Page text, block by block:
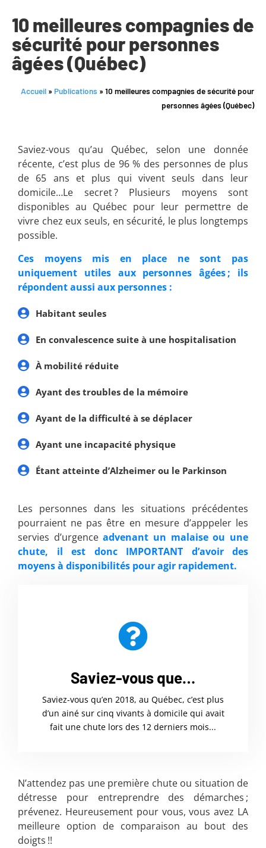
10 meilleures compagnies de
sécurité pour personnes
âgées (Québec)
Accueil » Publications »10 meilleures compagnies de sécurité pour
personnes âgées (Québec)
Saviez-vous qu’au Québec, selon une donnée
récente, c’est plus de 96 % des personnes de plus
de 65 ans et plus qui vivent seuls dans leur
domicile…Le secret ? Plusieurs moyens sont
disponibles au Québec pour leur permettre de
vivre chez eux seuls, en sécurité, le plus longtemps
possible.
Ces moyens mis en place ne sont pas
uniquement utiles aux personnes âgées ; ils
répondent aussi aux personnes :
Habitant seules
En convalescence suite à une hospitalisation
À mobilité réduite
Ayant des troubles de la mémoire
Ayant de la difficulté à se déplacer
Ayant une incapacité physique
Étant atteinte d’Alzheimer ou le Parkinson
Les personnes dans les situations précédentes
pourraient ne pas être en mesure d’apppeler les
servies d’urgenceadvenant un malaise ou une
chute, il est donc IMPORTANT d’avoir des
moyens à disponibilités pour agir rapidement.
Saviez-vous que…
Saviez-vous qu’en 2018, au Québec, c’est plus
d’un ainé sur cinq vivants à domicile qui avait
fait une chute lors des 12 derniers mois...
N’attendez pas une première chute ou situation de
détresse pour entreprendre des démarches ;
prévenez. Heureusement pour vous, vous avez LA
meilleure option de comparaison au bout des
doigts !!